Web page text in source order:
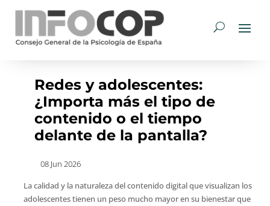
Redes y adolescentes:
¿Importa más el tipo de
contenido o el tiempo
delante de la pantalla?
08 Jun 2026
La calidad y la naturaleza del contenido digital que visualizan los
adolescentes tienen un peso mucho mayor en su bienestar que